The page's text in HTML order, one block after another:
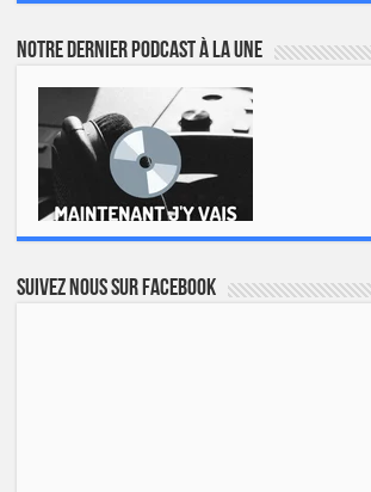
Notre dernier podcast à la une
Suivez nous sur Facebook